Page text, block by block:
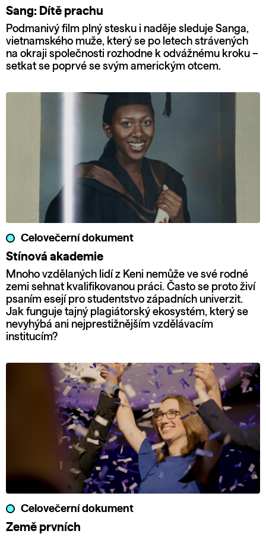
Sang: Dítě prachu
Podmanivý film plný stesku i naděje sleduje Sanga,
vietnamského muže, který se po letech strávených
na okraji společnosti rozhodne k odvážnému kroku –
setkat se poprvé se svým americkým otcem.
Celovečerní dokument
Stínová akademie
Mnoho vzdělaných lidí z Keni nemůže ve své rodné
zemi sehnat kvalifikovanou práci. Často se proto živí
psaním esejí pro studentstvo západních univerzit.
Jak funguje tajný plagiátorský ekosystém, který se
nevyhýbá ani nejprestižnějším vzdělávacím
institucím?
Celovečerní dokument
Země prvních